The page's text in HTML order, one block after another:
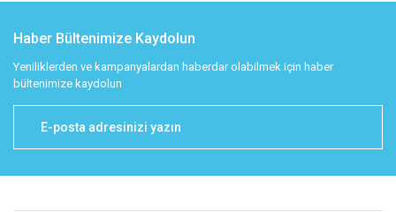
Haber Bültenimize Kaydolun
Yeniliklerden ve kampanyalardan haberdar olabilmek için haber
bültenimize kaydolun